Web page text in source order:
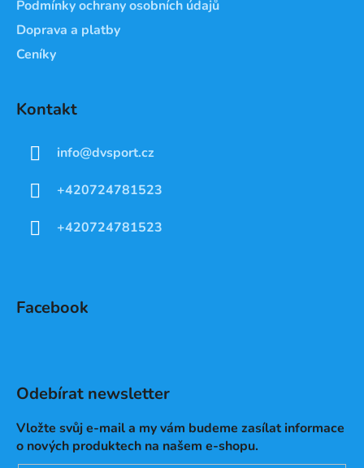
Podmínky ochrany osobních údajů
Doprava a platby
Ceníky
Kontakt
info@dvsport.cz
+420724781523
+420724781523
Facebook
Odebírat newsletter
Vložte svůj e-mail a my vám budeme zasílat informace
o nových produktech na našem e-shopu.